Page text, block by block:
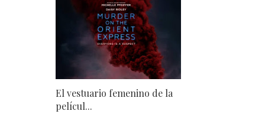
El vestuario femenino de la
películ...